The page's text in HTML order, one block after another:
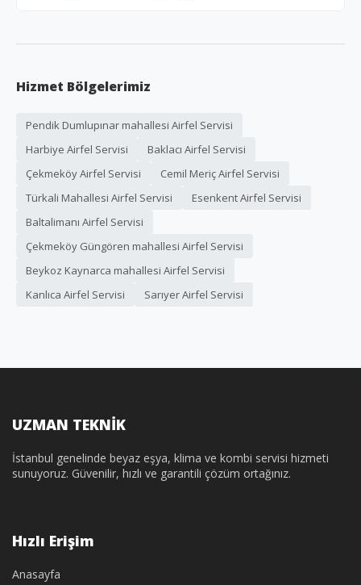
Hizmet Bölgelerimiz
Pendik Dumlupınar mahallesi Airfel Servisi
Harbiye Airfel Servisi
Baklacı Airfel Servisi
Çekmeköy Airfel Servisi
Cemil Meriç Airfel Servisi
Türkali Mahallesi Airfel Servisi
Esenkent Airfel Servisi
Baltalimanı Airfel Servisi
Çekmeköy Güngören mahallesi Airfel Servisi
Beykoz Kaynarca mahallesi Airfel Servisi
Kanlıca Airfel Servisi
Sarıyer Airfel Servisi
UZMAN TEKNİK
İstanbul genelinde beyaz eşya, klima ve kombi servisi hizmeti
sunuyoruz. Güvenilir, hızlı ve garantili çözüm ortağınız.
Hızlı Erişim
Anasayfa